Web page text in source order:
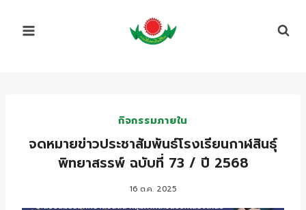
กิจกรรมภายใน
จดหมายข่าวประชาสัมพันธ์โรงเรียนกาฬสินธุ์
พิทยาสรรพ์ ฉบับที่ 73 / ปี 2568
16 ต.ค. 2025